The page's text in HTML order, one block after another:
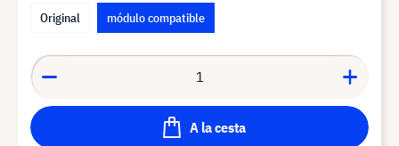
Original
módulo compatible
A la cesta